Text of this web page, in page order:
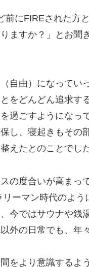
前にFIREされた方
ますか？」とお聞
自由）になってい
をどんどん追求す
過ごすようになっ
し、寝起きもその
えたとのことでした
の度合いが高まっ
ーマン時代のよう
今ではサウナや銭
外の日常でも、年
をより意識するよ